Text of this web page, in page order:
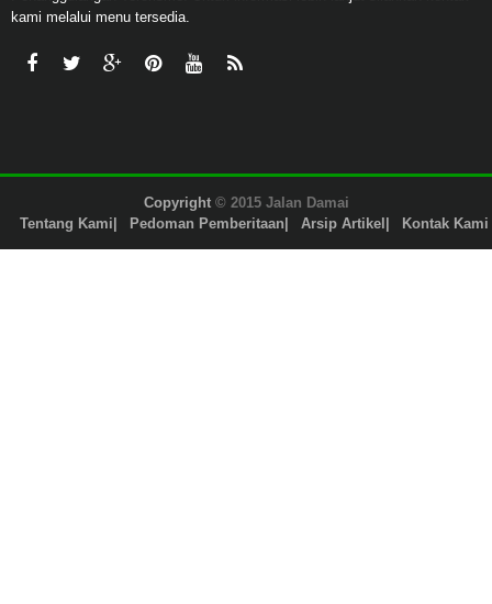
kami melalui menu tersedia.
Copyright© 2015 Jalan Damai
Tentang Kami
Pedoman Pemberitaan Arsip Artikel Kontak Kami